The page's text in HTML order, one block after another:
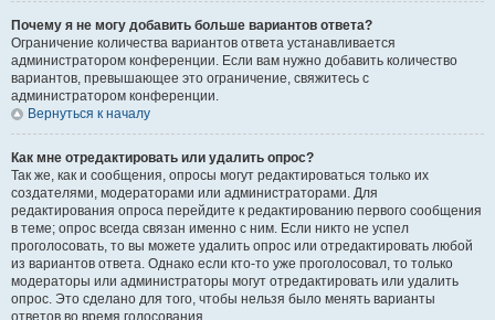
Почему я не могу добавить больше вариантов ответа?
Ограничение количества вариантов ответа устанавливается
администратором конференции. Если вам нужно добавить количество
вариантов, превышающее это ограничение, свяжитесь с
администратором конференции.
Вернуться к началу
Как мне отредактировать или удалить опрос?
Так же, как и сообщения, опросы могут редактироваться только их
создателями, модераторами или администраторами. Для
редактирования опроса перейдите к редактированию первого сообщения
в теме; опрос всегда связан именно с ним. Если никто не успел
проголосовать, то вы можете удалить опрос или отредактировать любой
из вариантов ответа. Однако если кто-то уже проголосовал, то только
модераторы или администраторы могут отредактировать или удалить
опрос. Это сделано для того, чтобы нельзя было менять варианты
ответов во время голосования.